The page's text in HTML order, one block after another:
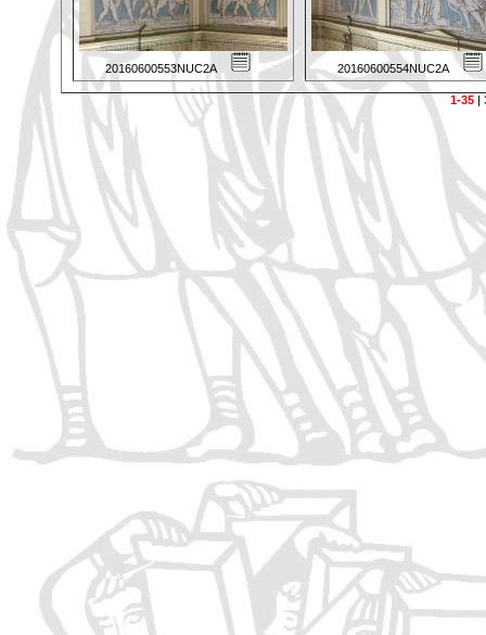
20160600553NUC2A 20160600554NUC2A
1-35|